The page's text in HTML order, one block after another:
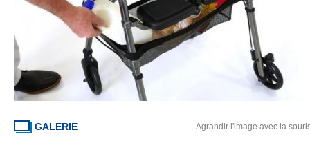
GALERIE Agrandir l'image avec la